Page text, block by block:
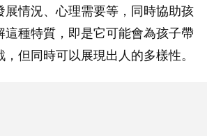
展情況、心理需要等，同時協助孩
這種特質，即是它可能會為孩子帶
但同時可以展現出人的多樣性。